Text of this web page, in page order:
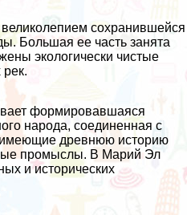
сохранившейся
Большая ее часть занята
экологически чистые
формировавшаяся
народа, соединенная с
имеющие древнюю историю
промыслы. В Марий Эл
и исторических